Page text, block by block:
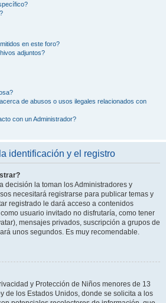
en este foro?
adjuntos?
de abusos o usos ilegales relacionados con
con un Administrador?
identificación y el registro
decisión la toman los Administradores y
necesitará registrarse para publicar temas y
registrado le dará acceso a contenidos
usuario invitado no disfrutaría, como tener
mensajes privados, suscripción a grupos de
unos segundos. Es muy recomendable.
y Protección de Niños menores de 13
de los Estados Unidos, donde se solicita a los